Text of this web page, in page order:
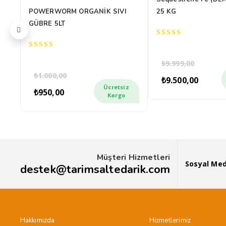
POWERWORM ORGANİK SIVI
GÜBRE 5LT
of
₺1.000,00
Orijinal
fiyat:
₺1.000,00.
₺950,00Şu
andaki
fiyat:
Ücretsiz
Kargo
25 KG
of
₺9.999,00
fiyat:
₺9.500,00Şu
Müşteri Hizmetleri
destek@tarimsaltedarik.com Sosyal
Hakkımızda
Hizmetlerimiz